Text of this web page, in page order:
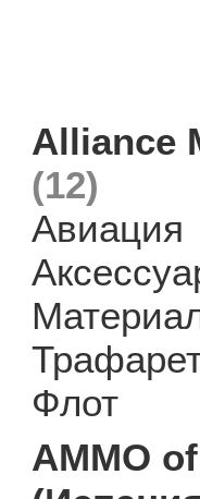
Alliance
(12)
Авиация
Флот
AMMO